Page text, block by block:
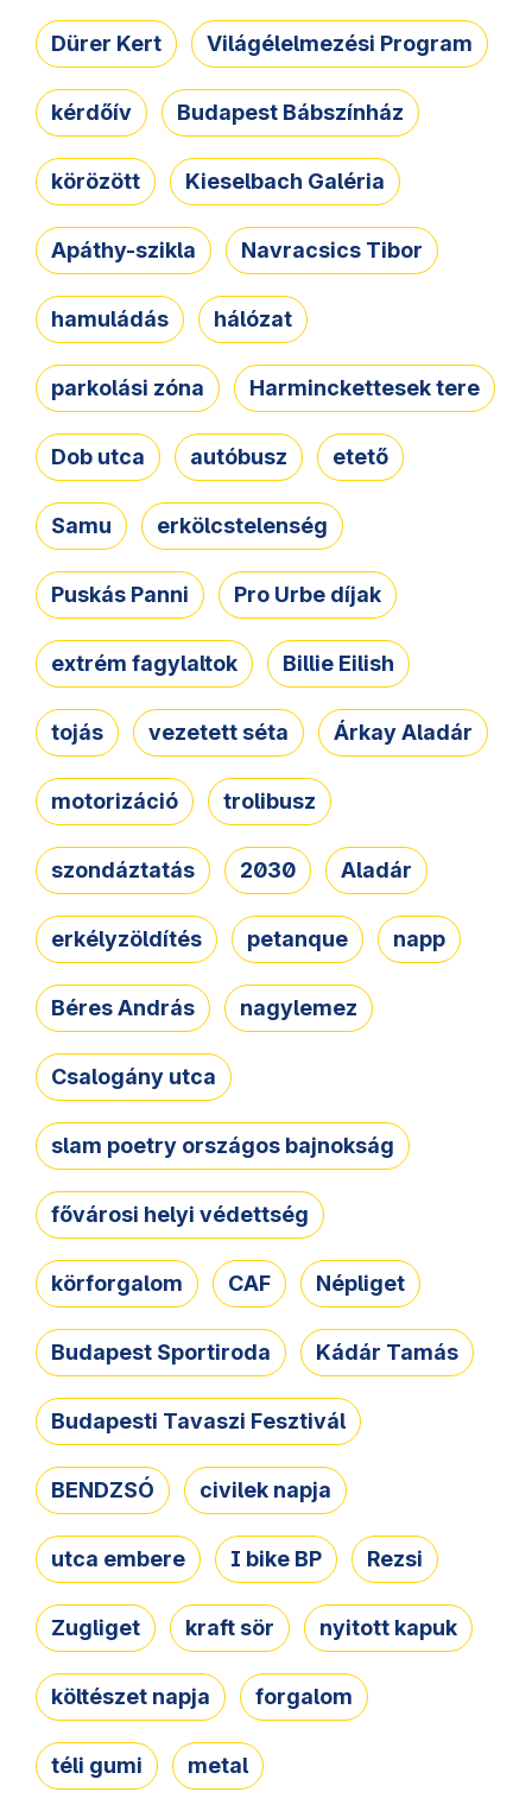
Dürer Kert Világélelmezési Program
kérdőív Budapest Bábszínház
körözött Kieselbach Galéria
Apáthy-szikla Navracsics Tibor
hamuládás hálózat
parkolási zóna Harminckettesek tere
Dob utca autóbusz etető
Samu erkölcstelenség
Puskás Panni Pro Urbe díjak
extrém fagylaltok Billie Eilish
tojás vezetett séta Árkay Aladár
motorizáció trolibusz
szondáztatás 2030 Aladár
erkélyzöldítés petanque napp
Béres András nagylemez
Csalogány utca
slam poetry országos bajnokság
fővárosi helyi védettség
körforgalom CAF Népliget
Budapest Sportiroda Kádár Tamás
Budapesti Tavaszi Fesztivál
BENDZSÓ civilek napja
utca embere I bike BP Rezsi
Zugliget kraft sör nyitott kapuk
költészet napja forgalom
téli gumi metal